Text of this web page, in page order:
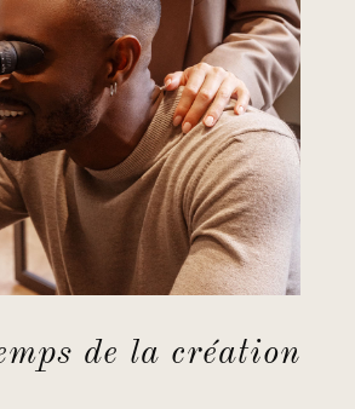
de la création